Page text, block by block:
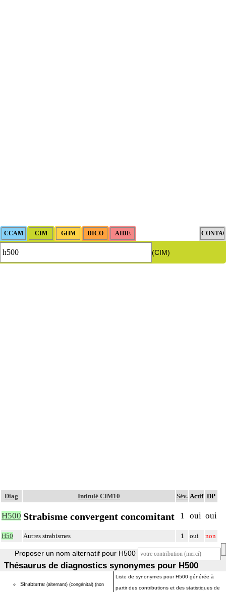
(CIM)
Diag Intitulé CIM10 Sév. Actif DP
H500 Strabisme convergent concomitant 1 oui oui
H50 Autres strabismes 1 oui non
Proposer un nom alternatif pour H500
Thésaurus de diagnostics synonymes pour H500
Strabisme (alternant) (congénital) (non
Liste de synonymes pour H500 générée à
partir des contributions et des statistiques de